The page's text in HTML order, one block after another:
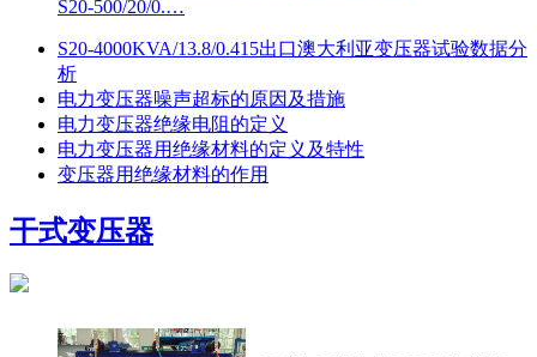
S20-500/20/0.…
S20-4000KVA/13.8/0.415出口澳大利亚变压器试验数据分
析
电力变压器噪声超标的原因及措施
电力变压器绝缘电阻的定义
电力变压器用绝缘材料的定义及特性
变压器用绝缘材料的作用
干式变压器